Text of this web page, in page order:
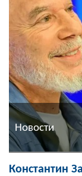
Новости
Константин